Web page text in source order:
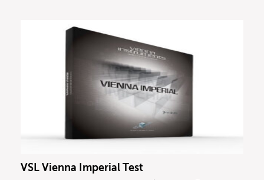
VSL Vienna Imperial Test